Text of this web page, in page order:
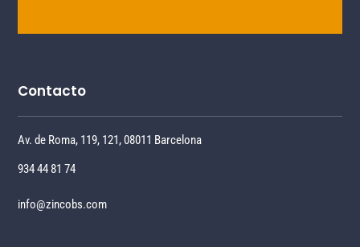
Contacto
Av. de Roma, 119, 121, 08011 Barcelona
934 44 81 74
info@zincobs.com